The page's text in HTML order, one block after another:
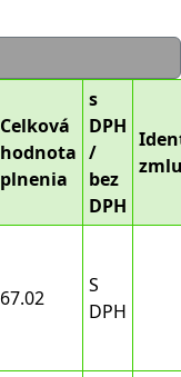
Celková
hodnota
plnenia
s
DPH
/
bez
DPH
67.02
S
DPH